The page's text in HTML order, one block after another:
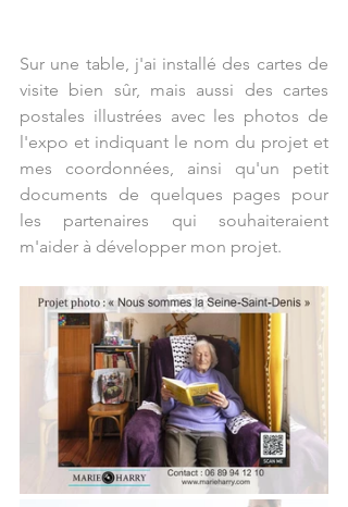
Sur une table, j'ai installé des cartes de
visite bien sûr, mais aussi des cartes
postales illustrées avec les photos de
l'expo et indiquant le nom du projet et
mes coordonnées, ainsi qu'un petit
documents de quelques pages pour
les partenaires qui souhaiteraient
m'aider à développer mon projet.